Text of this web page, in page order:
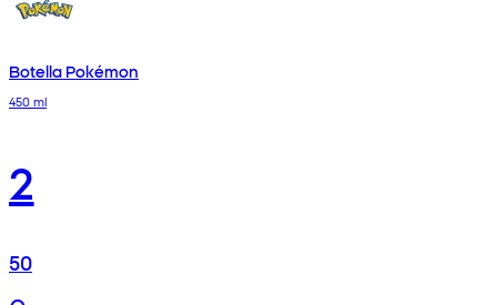
Botella Pokémon
450 ml
2
50